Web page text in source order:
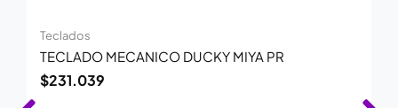
Teclados
TECLADO MECANICO DUCKY MIYA PR
$231.039